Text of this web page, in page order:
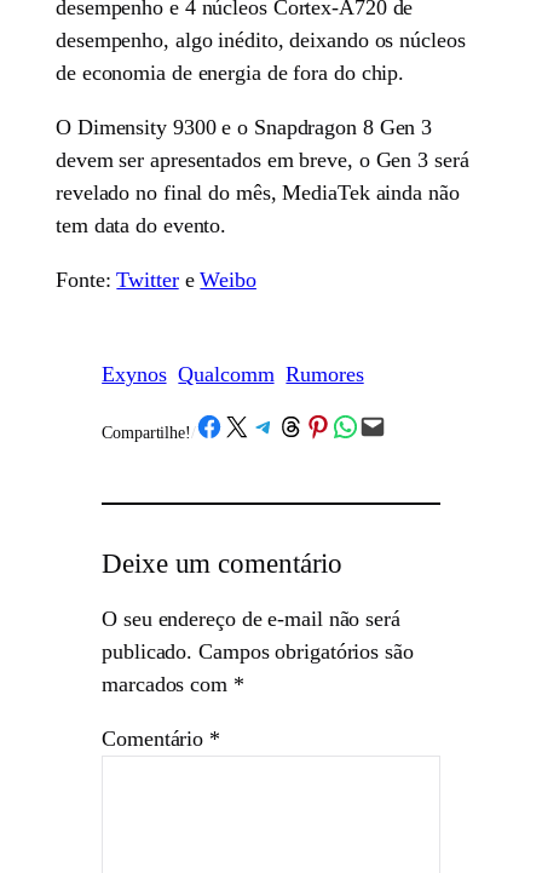
desempenho e 4 núcleos Cortex-A720 de
desempenho, algo inédito, deixando os núcleos
de economia de energia de fora do chip.
O Dimensity 9300 e o Snapdragon 8 Gen 3
devem ser apresentados em breve, o Gen 3 será
revelado no final do mês, MediaTek ainda não
tem data do evento.
Fonte:TwittereWeibo
Exynos Qualcomm Rumores
Compartilhe! /Share on Facebook
Share on X Share on Telegram
Share on Threads
Share on Pinterest
Share on WhatsApp
Email this Page
Deixe um comentário
O seu endereço de e-mail não será
publicado. Campos obrigatórios são
marcados com *
Comentário *